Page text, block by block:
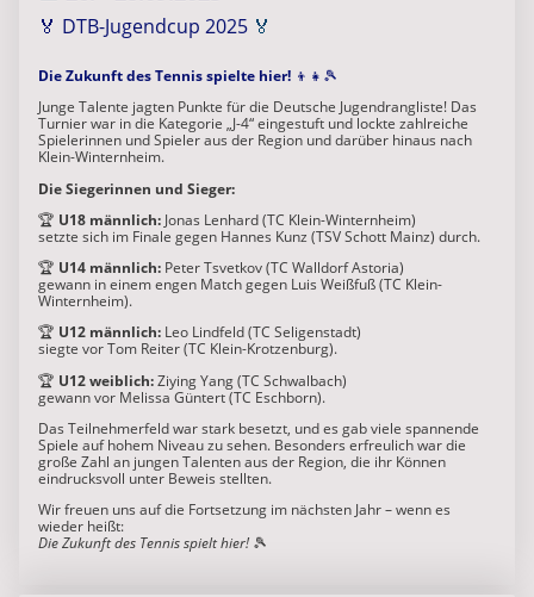
🏅 DTB-Jugendcup 2025 🏅
Die Zukunft des Tennis spielte hier! 👦👧🎾
Junge Talente jagten Punkte für die Deutsche Jugendrangliste! Das
Turnier war in die Kategorie „J-4“ eingestuft und lockte zahlreiche
Spielerinnen und Spieler aus der Region und darüber hinaus nach
Klein-Winternheim.
Die Siegerinnen und Sieger:
🏆 U18 männlich: Jonas Lenhard (TC Klein-Winternheim)
setzte sich im Finale gegen Hannes Kunz (TSV Schott Mainz) durch.
🏆 U14 männlich: Peter Tsvetkov (TC Walldorf Astoria)
gewann in einem engen Match gegen Luis Weißfuß (TC Klein-
Winternheim).
🏆 U12 männlich: Leo Lindfeld (TC Seligenstadt)
siegte vor Tom Reiter (TC Klein-Krotzenburg).
🏆 U12 weiblich:Ziying Yang (TC Schwalbach)
gewann vor Melissa Güntert (TC Eschborn).
Das Teilnehmerfeld war stark besetzt, und es gab viele spannende
Spiele auf hohem Niveau zu sehen. Besonders erfreulich war die
große Zahl an jungen Talenten aus der Region, die ihr Können
eindrucksvoll unter Beweis stellten.
Wir freuen uns auf die Fortsetzung im nächsten Jahr – wenn es
wieder heißt:
Die Zukunft des Tennis spielt hier! 🎾